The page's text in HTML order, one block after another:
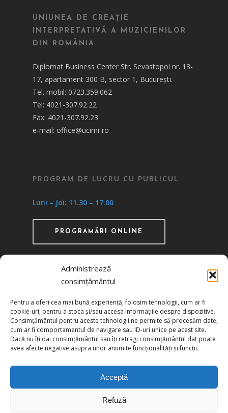
Administrează
consimțământul
Pentru a oferi cea mai bună experiență, folosim tehnologii, cum ar fi
cookie-uri, pentru a stoca și/sau accesa informațiile despre dispozitive.
Consimțământul pentru aceste tehnologii ne permite să procesăm date,
cum ar fi comportamentul de navigare sau ID-uri unice pe acest site.
Dacă nu îți dai consimțământul sau îți retragi consimțământul dat poate
avea afecte negative asupra unor anumite funcționalități și funcții.
Acceptă
Refuză
UNIUNEA DE CREAȚIE
INTERPRETATIVĂ A MUZICIENILOR
DIN ROMÂNIA
Diplomat Business Center Str. Sevastopol nr. 13-
17, apartament 300 B, sector 1, București.
Tel. mobil: 0723.359.062
Tel: 4021-307.92.22
Fax: 4021-307.92.23
e-mail: office@ucimr.ro
PROGRAM DE LUCRU CU PUBLICUL
Luni – Joi: 11.30 – 17.00
PROGRAMĂRI ONLINE
prin HG 1242/29.11.2000 publicată în MO nr.
634/06.12.2000
Politica de confidențialitate
Politica de cookies